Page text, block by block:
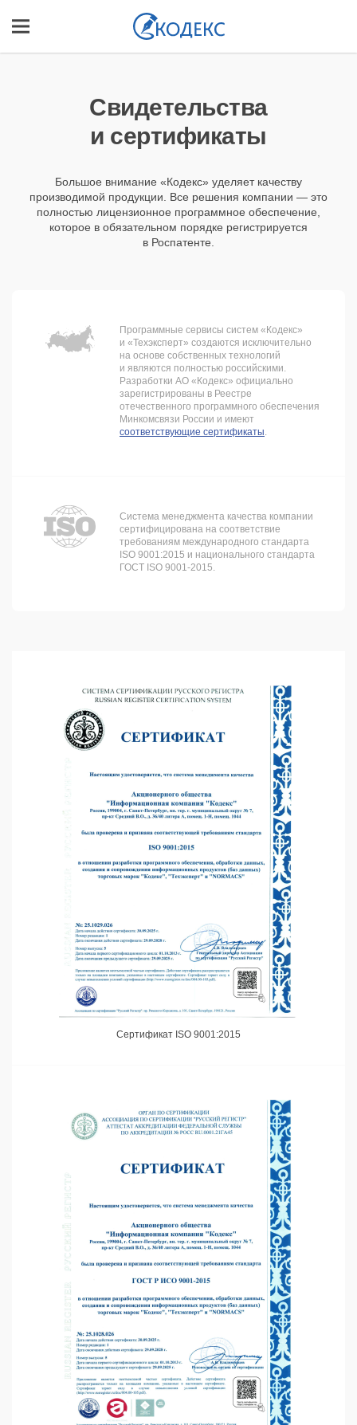
Cвидетельства
и сертификаты
Большое внимание «Кодекс» уделяет качеству
производимой продукции. Все решения компании — это
полностью лицензионное программное обеспечение,
которое в обязательном порядке регистрируется
в Роспатенте.
Программные сервисы систем «Кодекс»
и «Техэксперт» создаются исключительно
на основе собственных технологий
и являются полностью российскими.
Разработки АО «Кодекс» официально
зарегистрированы в Реестре
отечественного программного обеспечения
Минкомсвязи России и имеют
соответствующие сертификаты.
Система менеджмента качества компании
сертифицирована на соответствие
требованиям международного стандарта
ISO 9001:2015 и национального стандарта
ГОСТ ISO 9001-2015.
Сертификат ISO 9001:2015